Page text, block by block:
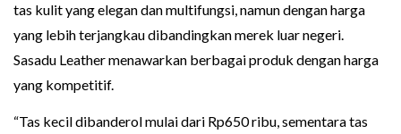
tas kulit yang elegan dan multifungsi, namun dengan harga
yang lebih terjangkau dibandingkan merek luar negeri.
Sasadu Leather menawarkan berbagai produk dengan harga
yang kompetitif.
“Tas kecil dibanderol mulai dari Rp650 ribu, sementara tas